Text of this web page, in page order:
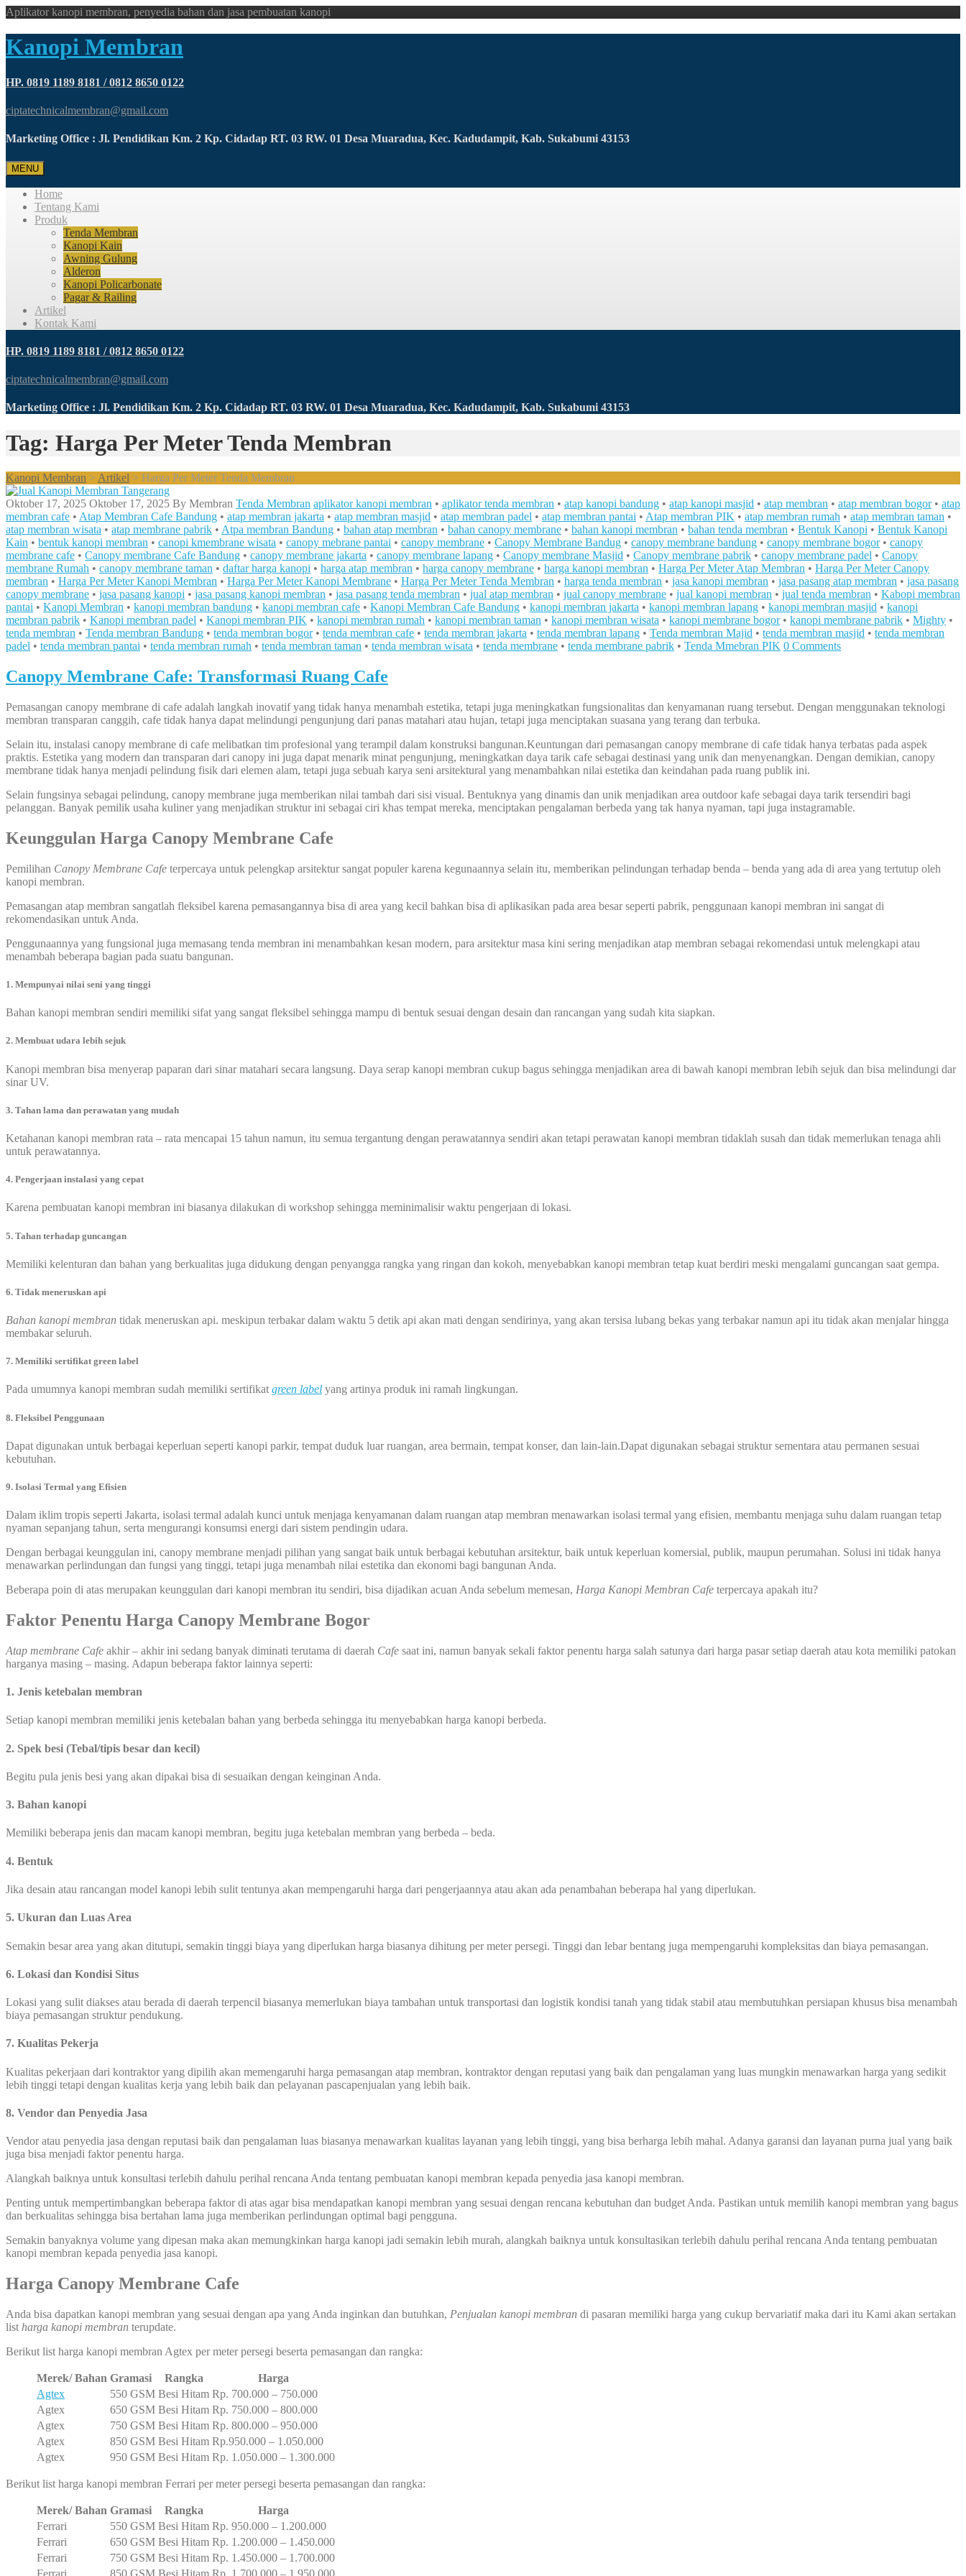
Aplikator kanopi membran, penyedia bahan dan jasa pembuatan kanopi
Kanopi Membran
HP. 0819 1189 8181 / 0812 8650 0122
ciptatechnicalmembran@gmail.com
Marketing Office : Jl. Pendidikan Km. 2 Kp. Cidadap RT. 03 RW. 01 Desa Muaradua, Kec. Kadudampit, Kab. Sukabumi 43153
MENU
Home
Tentang Kami
Produk
Tenda Membran
Kanopi Kain
Awning Gulung
Alderon
Kanopi Policarbonate
Pagar & Railing
Artikel
Kontak Kami
HP. 0819 1189 8181 / 0812 8650 0122
ciptatechnicalmembran@gmail.com
Marketing Office : Jl. Pendidikan Km. 2 Kp. Cidadap RT. 03 RW. 01 Desa Muaradua, Kec. Kadudampit, Kab. Sukabumi 43153
Tag: Harga Per Meter Tenda Membran
Kanopi Membran > Artikel > Harga Per Meter Tenda Membran
Oktober 17, 2025 Oktober 17, 2025 By Membran Tenda Membran aplikator kanopi membran • aplikator tenda membran • atap kanopi bandung • atap kanopi masjid • atap membran • atap membran bogor• atap
membran cafe • Atap Membran Cafe Bandung • atap membran jakarta • atap membran masjid • atap membran padel • atap membran pantai • Atap membran PIK • atap membran rumah • atap membran taman •
atap membran wisata • atap membrane pabrik • Atpa membran Bandung • bahan atap membran • bahan canopy membrane • bahan kanopi membran • bahan tenda membran • Bentuk Kanopi • Bentuk Kanopi
Kain • bentuk kanopi membran • canopi kmembrane wisata • canopy mebrane pantai • canopy membrane • Canopy Membrane Bandug • canopy membrane bandung • canopy membrane bogor• canopy
membrane cafe • Canopy membrane Cafe Bandung • canopy membrane jakarta • canopy membrane lapang • Canopy membrane Masjid • Canopy membrane pabrik • canopy membrane padel • Canopy
membrane Rumah • canopy membrane taman • daftar harga kanopi • harga atap membran • harga canopy membrane • harga kanopi membran • Harga Per Meter Atap Membran • Harga Per Meter Canopy
membran • Harga Per Meter Kanopi Membran • Harga Per Meter Kanopi Membrane • Harga Per Meter Tenda Membran • harga tenda membran • jasa kanopi membran • jasa pasang atap membran • jasa pasang
canopy membrane • jasa pasang kanopi • jasa pasang kanopi membran • jasa pasang tenda membran • jual atap membran • jual canopy membrane • jual kanopi membran • jual tenda membran • Kabopi membran
pantai • Kanopi Membran • kanopi membran bandung • kanopi membran cafe • Kanopi Membran Cafe Bandung • kanopi membran jakarta • kanopi membran lapang • kanopi membran masjid • kanopi
membran pabrik • Kanopi membran padel • Kanopi membran PIK • kanopi membran rumah • kanopi membran taman • kanopi membran wisata • kanopi membrane bogor• kanopi membrane pabrik • Mighty •
tenda membran • Tenda membran Bandung • tenda membran bogor• tenda membran cafe • tenda membran jakarta • tenda membran lapang • Tenda membran Majid • tenda membran masjid • tenda membran
padel • tenda membran pantai • tenda membran rumah • tenda membran taman • tenda membran wisata • tenda membrane • tenda membrane pabrik • Tenda Mmebran PIK 0 Comments
Canopy Membrane Cafe: Transformasi Ruang Cafe
Pemasangan canopy membrane di cafe adalah langkah inovatif yang tidak hanya menambah estetika, tetapi juga meningkatkan fungsionalitas dan kenyamanan ruang tersebut. Dengan menggunakan teknologi
membran transparan canggih, cafe tidak hanya dapat melindungi pengunjung dari panas matahari atau hujan, tetapi juga menciptakan suasana yang terang dan terbuka.
Selain itu, instalasi canopy membrane di cafe melibatkan tim profesional yang terampil dalam konstruksi bangunan.Keuntungan dari pemasangan canopy membrane di cafe tidak hanya terbatas pada aspek
praktis. Estetika yang modern dan transparan dari canopy ini juga dapat menarik minat pengunjung, meningkatkan daya tarik cafe sebagai destinasi yang unik dan menyenangkan. Dengan demikian, canopy
membrane tidak hanya menjadi pelindung fisik dari elemen alam, tetapi juga sebuah karya seni arsitektural yang menambahkan nilai estetika dan keindahan pada ruang publik ini.
Selain fungsinya sebagai pelindung, canopy membrane juga memberikan nilai tambah dari sisi visual. Bentuknya yang dinamis dan unik menjadikan area outdoor kafe sebagai daya tarik tersendiri bagi
pelanggan. Banyak pemilik usaha kuliner yang menjadikan struktur ini sebagai ciri khas tempat mereka, menciptakan pengalaman berbeda yang tak hanya nyaman, tapi juga instagramable.
Keunggulan Harga Canopy Membrane Cafe
Pemilihan Canopy Membrane Cafe terpercaya untuk pelengkap arsitektur sangat populer karena kegunaannya selain itu, memberikan pelindungan terhadap benda – benda yang ada di area yang tertutup oleh
kanopi membran.
Pemasangan atap membran sangatlah fleksibel karena pemasangannya bisa di area yang kecil bahkan bisa di aplikasikan pada area besar seperti pabrik, penggunaan kanopi membran ini sangat di
rekomendasikan untuk Anda.
Penggunaannya yang fungsional juga memasang tenda membran ini menambahkan kesan modern, para arsitektur masa kini sering menjadikan atap membran sebagai rekomendasi untuk melengkapi atau
menambah beberapa bagian pada suatu bangunan.
1. Mempunyai nilai seni yang tinggi
Bahan kanopi membran sendiri memiliki sifat yang sangat fleksibel sehingga mampu di bentuk sesuai dengan desain dan rancangan yang sudah kita siapkan.
2. Membuat udara lebih sejuk
Kanopi membran bisa menyerap paparan dari sinar matahari secara langsung. Daya serap kanopi membran cukup bagus sehingga menjadikan area di bawah kanopi membran lebih sejuk dan bisa melindungi dar
sinar UV.
3. Tahan lama dan perawatan yang mudah
Ketahanan kanopi membran rata – rata mencapai 15 tahun namun, itu semua tergantung dengan perawatannya sendiri akan tetapi perawatan kanopi membran tidaklah susah dan tidak memerlukan tenaga ahli
untuk perawatannya.
4. Pengerjaan instalasi yang cepat
Karena pembuatan kanopi membran ini biasanya dilakukan di workshop sehingga meminimalisir waktu pengerjaan di lokasi.
5. Tahan terhadap guncangan
Memiliki kelenturan dan bahan yang berkualitas juga didukung dengan penyangga rangka yang ringan dan kokoh, menyebabkan kanopi membran tetap kuat berdiri meski mengalami guncangan saat gempa.
6. Tidak meneruskan api
Bahan kanopi membran tidak meneruskan api. meskipun terbakar dalam waktu 5 detik api akan mati dengan sendirinya, yang akan tersisa lubang bekas yang terbakar namun api itu tidak akan menjalar hingga
membakar seluruh.
7. Memiliki sertifikat green label
Pada umumnya kanopi membran sudah memiliki sertifikat green label yang artinya produk ini ramah lingkungan.
8. Fleksibel Penggunaan
Dapat digunakan untuk berbagai keperluan seperti kanopi parkir, tempat duduk luar ruangan, area bermain, tempat konser, dan lain-lain.Dapat digunakan sebagai struktur sementara atau permanen sesuai
kebutuhan.
9. Isolasi Termal yang Efisien
Dalam iklim tropis seperti Jakarta, isolasi termal adalah kunci untuk menjaga kenyamanan dalam ruangan atap membran menawarkan isolasi termal yang efisien, membantu menjaga suhu dalam ruangan tetap
nyaman sepanjang tahun, serta mengurangi konsumsi energi dari sistem pendingin udara.
Dengan berbagai keunggulan ini, canopy membrane menjadi pilihan yang sangat baik untuk berbagai kebutuhan arsitektur, baik untuk keperluan komersial, publik, maupun perumahan. Solusi ini tidak hanya
menawarkan perlindungan dan fungsi yang tinggi, tetapi juga menambah nilai estetika dan ekonomi bagi bangunan Anda.
Beberapa poin di atas merupakan keunggulan dari kanopi membran itu sendiri, bisa dijadikan acuan Anda sebelum memesan, Harga Kanopi Membran Cafe terpercaya apakah itu?
Faktor Penentu Harga Canopy Membrane Bogor
Atap membrane Cafe akhir – akhir ini sedang banyak diminati terutama di daerah Cafe saat ini, namun banyak sekali faktor penentu harga salah satunya dari harga pasar setiap daerah atau kota memiliki patokan
harganya masing – masing. Adapun beberapa faktor lainnya seperti:
1. Jenis ketebalan membran
Setiap kanopi membran memiliki jenis ketebalan bahan yang berbeda sehingga itu menyebabkan harga kanopi berbeda.
2. Spek besi (Tebal/tipis besar dan kecil)
Begitu pula jenis besi yang akan dipakai bisa di sesuaikan dengan keinginan Anda.
3. Bahan kanopi
Memiliki beberapa jenis dan macam kanopi membran, begitu juga ketebalan membran yang berbeda – beda.
4. Bentuk
Jika desain atau rancangan model kanopi lebih sulit tentunya akan mempengaruhi harga dari pengerjaannya atau akan ada penambahan beberapa hal yang diperlukan.
5. Ukuran dan Luas Area
Semakin besar area yang akan ditutupi, semakin tinggi biaya yang diperlukan harga biasanya dihitung per meter persegi. Tinggi dan lebar bentang juga mempengaruhi kompleksitas dan biaya pemasangan.
6. Lokasi dan Kondisi Situs
Lokasi yang sulit diakses atau berada di daerah terpencil biasanya memerlukan biaya tambahan untuk transportasi dan logistik kondisi tanah yang tidak stabil atau membutuhkan persiapan khusus bisa menambah
biaya pemasangan struktur pendukung.
7. Kualitas Pekerja
Kualitas pekerjaan dari kontraktor yang dipilih akan memengaruhi harga pemasangan atap membran, kontraktor dengan reputasi yang baik dan pengalaman yang luas mungkin menawarkan harga yang sedikit
lebih tinggi tetapi dengan kualitas kerja yang lebih baik dan pelayanan pascapenjualan yang lebih baik.
8. Vendor dan Penyedia Jasa
Vendor atau penyedia jasa dengan reputasi baik dan pengalaman luas biasanya menawarkan kualitas layanan yang lebih tinggi, yang bisa berharga lebih mahal. Adanya garansi dan layanan purna jual yang baik
juga bisa menjadi faktor penentu harga.
Alangkah baiknya untuk konsultasi terlebih dahulu perihal rencana Anda tentang pembuatan kanopi membran kepada penyedia jasa kanopi membran.
Penting untuk mempertimbangkan beberapa faktor di atas agar bisa mendapatkan kanopi membran yang sesuai dengan rencana kebutuhan dan budget Anda. Pastikan untuk memilih kanopi membran yang bagus
dan berkualitas sehingga bisa bertahan lama juga memberikan perlindungan optimal bagi pengguna.
Semakin banyaknya volume yang dipesan maka akan memungkinkan harga kanopi jadi semakin lebih murah, alangkah baiknya untuk konsultasikan terlebih dahulu perihal rencana Anda tentang pembuatan
kanopi membran kepada penyedia jasa kanopi.
Harga Canopy Membrane Cafe
Anda bisa dapatkan kanopi membran yang sesuai dengan apa yang Anda inginkan dan butuhkan, Penjualan kanopi membran di pasaran memiliki harga yang cukup bervariatif maka dari itu Kami akan sertakan
list harga kanopi membran terupdate.
Berikut list harga kanopi membran Agtex per meter persegi beserta pemasangan dan rangka:
Merek/ Bahan Gramasi Rangka
Harga
Agtex
550 GSM Besi Hitam Rp. 700.000 – 750.000
Agtex
650 GSM Besi Hitam Rp. 750.000 – 800.000
Agtex
750 GSM Besi Hitam Rp. 800.000 – 950.000
Agtex
850 GSM Besi Hitam Rp.950.000 – 1.050.000
Agtex
950 GSM Besi Hitam Rp. 1.050.000 – 1.300.000
Berikut list harga kanopi membran Ferrari per meter persegi beserta pemasangan dan rangka:
Merek/ Bahan Gramasi Rangka
Harga
Ferrari
550 GSM Besi Hitam Rp. 950.000 – 1.200.000
Ferrari
650 GSM Besi Hitam Rp. 1.200.000 – 1.450.000
Ferrari
750 GSM Besi Hitam Rp. 1.450.000 – 1.700.000
Ferrari
850 GSM Besi Hitam Rp. 1.700.000 – 1.950.000